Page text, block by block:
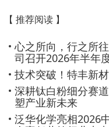
MA认证的
的技术研
华化学科
产品的创
产品、技术
术核心-江
家高新技
【 推荐阅读 】
心之所向，行之所
司召开2026年半年
技术突破！特丰新
深耕钛白粉细分赛
塑产业新未来
泛华化学亮相2026